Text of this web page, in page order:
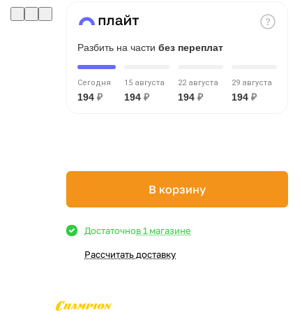
Разбить на части без переплат
Сегодня
194 ₽
15 августа
194 ₽
22 августа
194 ₽
29 августа
194 ₽
В корзину
Достаточнов 1 магазине
Рассчитать доставку